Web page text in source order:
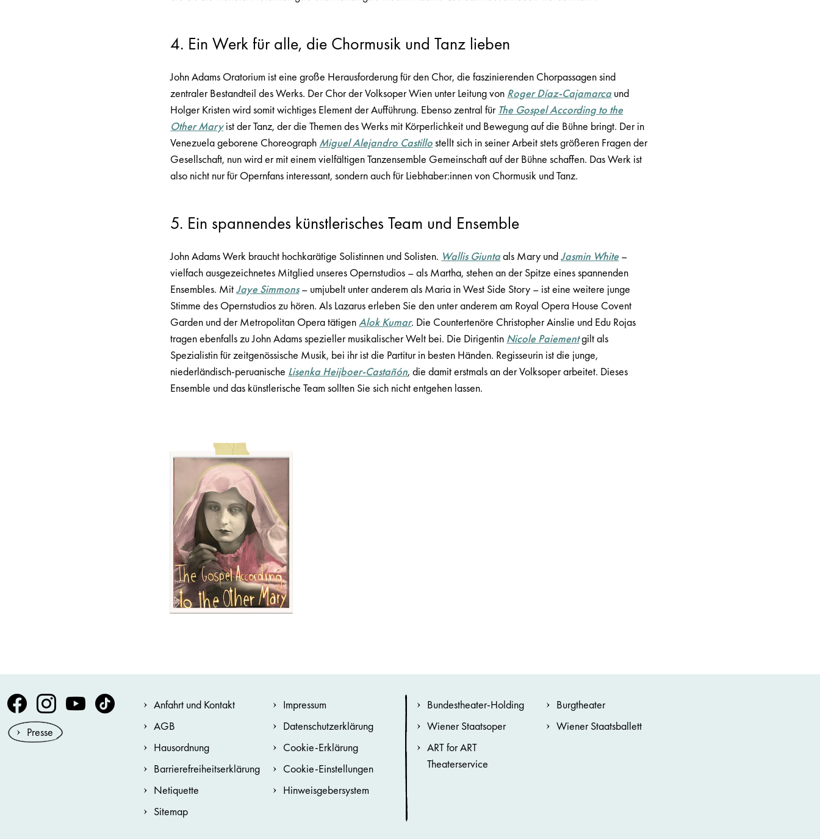
4. Ein Werk für alle, die Chormusik und Tanz lieben
John Adams Oratorium ist eine große Herausforderung für den Chor, die faszinierenden Chorpassagen sind
zentraler Bestandteil des Werks. Der Chor der Volksoper Wien unter Leitung von Roger Díaz-Cajamarcaund
Holger Kristen wird somit wichtiges Element der Aufführung. Ebenso zentral für The Gospel According to the
Other Maryist der Tanz, der die Themen des Werks mit Körperlichkeit und Bewegung auf die Bühne bringt. Der in
Venezuela geborene Choreograph Miguel Alejandro Castillostellt sich in seiner Arbeit stets größeren Fragen der
Gesellschaft, nun wird er mit einem vielfältigen Tanzensemble Gemeinschaft auf der Bühne schaffen. Das Werk ist
also nicht nur für Opernfans interessant, sondern auch für Liebhaber:innen von Chormusik und Tanz.
5. Ein spannendes künstlerisches Team und Ensemble
John Adams Werk braucht hochkarätige Solistinnen und Solisten. Wallis Giuntaals Mary undJasmin White –
vielfach ausgezeichnetes Mitglied unseres Opernstudios – als Martha, stehen an der Spitze eines spannenden
Ensembles. MitJaye Simmons– umjubelt unter anderem als Maria in West Side Story – ist eine weitere junge
Stimme des Opernstudios zu hören. Als Lazarus erleben Sie den unter anderem am Royal Opera House Covent
Garden und der Metropolitan Opera tätigenAlok Kumar. Die Countertenöre Christopher Ainslie und Edu Rojas
tragen ebenfalls zu John Adams spezieller musikalischer Welt bei. Die Dirigentin Nicole Paiementgilt als
Spezialistin für zeitgenössische Musik, bei ihr ist die Partitur in besten Händen. Regisseurin ist die junge,
niederländisch-peruanische Lisenka Heijboer-Castañón, die damit erstmals an der Volksoper arbeitet. Dieses
Ensemble und das künstlerische Team sollten Sie sich nicht entgehen lassen.
Volksoper Facebook
Volksoper Instagram
Volksoper Youtube
Volksoper TikTok
Presse
Anfahrt und Kontakt
Impressum
AGB
Datenschutzerklärung
Hausordnung
Cookie-Erklärung
Barrierefreiheitserklärung
Cookie-Einstellungen
Netiquette
Hinweisgebersystem
Sitemap
Bundestheater-Holding
Burgtheater
Wiener Staatsoper
Wiener Staatsballett
ART for ART
Theaterservice